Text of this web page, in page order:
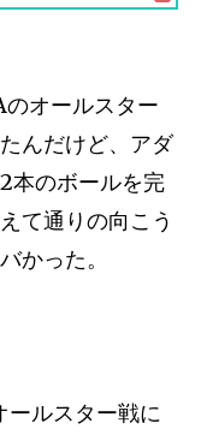
のオールスター
んだけど、アダ
本のボールを完
て通りの向こう
かった。
ールスター戦に